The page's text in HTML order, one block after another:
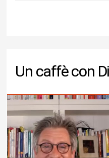
Un caffè con